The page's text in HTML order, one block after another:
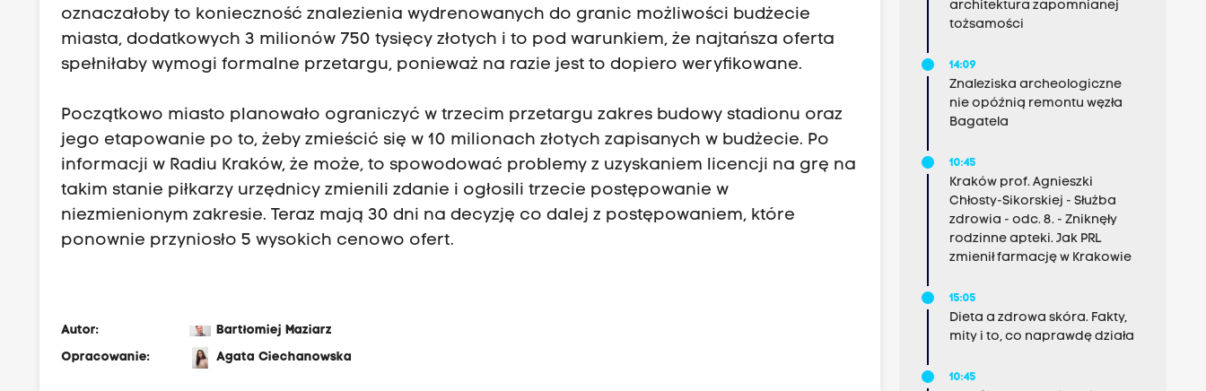
oznaczałoby to konieczność znalezienia wydrenowanych do granic możliwości budżecie
miasta, dodatkowych 3 milionów 750 tysięcy złotych i to pod warunkiem, że najtańsza oferta
spełniłaby wymogi formalne przetargu, ponieważ na razie jest to dopiero weryfikowane.
Początkowo miasto planowało ograniczyć w trzecim przetargu zakres budowy stadionu oraz
jego etapowanie po to, żeby zmieścić się w 10 milionach złotych zapisanych w budżecie. Po
informacji w Radiu Kraków, że może, to spowodować problemy z uzyskaniem licencji na grę na
takim stanie piłkarzy urzędnicy zmienili zdanie i ogłosili trzecie postępowanie w
niezmienionym zakresie. Teraz mają 30 dni na decyzję co dalej z postępowaniem, które
ponownie przyniosło 5 wysokich cenowo ofert.
Autor:
Bartłomiej Maziarz
Opracowanie:
Agata Ciechanowska
architektura zapomnianej
tożsamości
14:09
Znaleziska archeologiczne
nie opóźnią remontu węzła
Bagatela
10:45
Kraków prof. Agnieszki
Chłosty-Sikorskiej - Służba
zdrowia - odc. 8. - Zniknęły
rodzinne apteki. Jak PRL
zmienił farmację w Krakowie
15:05
Dieta a zdrowa skóra. Fakty,
mity i to, co naprawdę działa
10:45